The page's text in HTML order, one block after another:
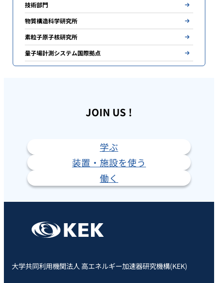
技術部門
物質構造科学研究所
素粒子原子核研究所
量子場計測システム国際拠点
JOIN US !
学ぶ
装置・施設を使う
働く
大学共同利用機関法人 高エネルギー加速器研究機構(KEK)